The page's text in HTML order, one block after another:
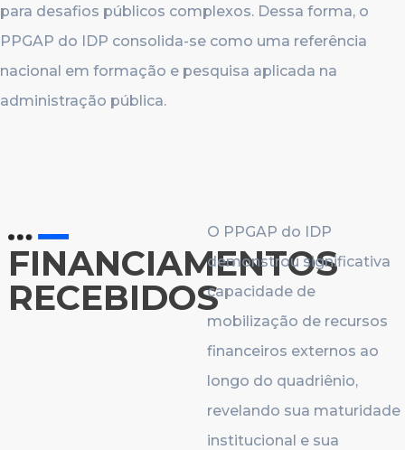
para desafios públicos complexos. Dessa forma, o
PPGAP do IDP consolida-se como uma referência
nacional em formação e pesquisa aplicada na
administração pública.
FINANCIAMENTOS
RECEBIDOS
O PPGAP do IDP
demonstrou significativa
capacidade de
mobilização de recursos
financeiros externos ao
longo do quadriênio,
revelando sua maturidade
institucional e sua